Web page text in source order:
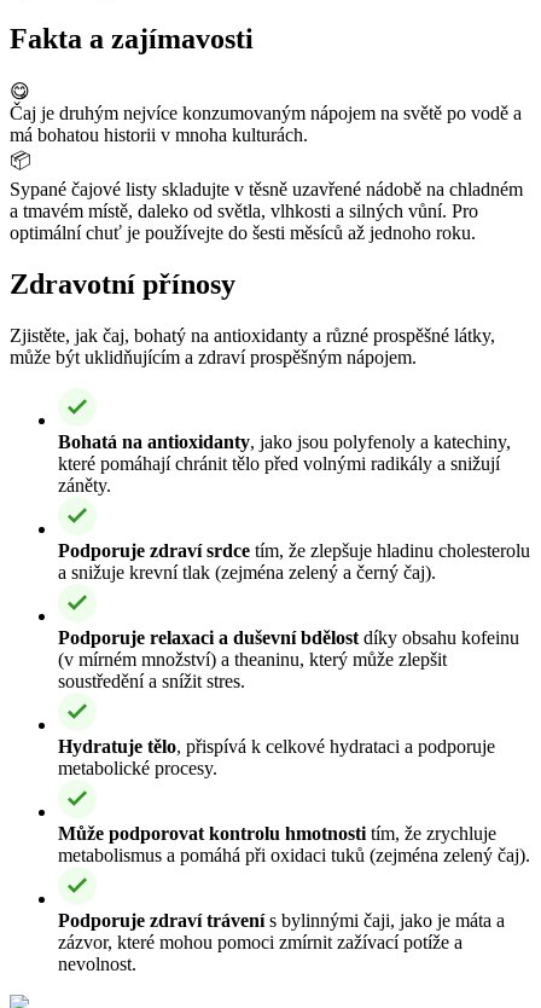
Fakta a zajímavosti
😋
Čaj je druhým nejvíce konzumovaným nápojem na světě po vodě a
má bohatou historii v mnoha kulturách.
📦
Sypané čajové listy skladujte v těsně uzavřené nádobě na chladném
a tmavém místě, daleko od světla, vlhkosti a silných vůní. Pro
optimální chuť je používejte do šesti měsíců až jednoho roku.
Zdravotní přínosy
Zjistěte, jak čaj, bohatý na antioxidanty a různé prospěšné látky,
může být uklidňujícím a zdraví prospěšným nápojem.
Bohatá na antioxidanty, jako jsou polyfenoly a katechiny,
které pomáhají chránit tělo před volnými radikály a snižují
záněty.
Podporuje zdraví srdce tím, že zlepšuje hladinu cholesterolu
a snižuje krevní tlak (zejména zelený a černý čaj).
Podporuje relaxaci a duševní bdělost díky obsahu kofeinu
(v mírném množství) a theaninu, který může zlepšit
soustředění a snížit stres.
Hydratuje tělo, přispívá k celkové hydrataci a podporuje
metabolické procesy.
Může podporovat kontrolu hmotnosti tím, že zrychluje
metabolismus a pomáhá při oxidaci tuků (zejména zelený čaj).
Podporuje zdraví trávenís bylinnými čaji, jako je máta a
zázvor, které mohou pomoci zmírnit zažívací potíže a
nevolnost.